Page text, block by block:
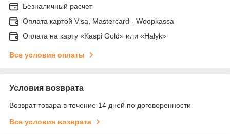
Безналичный расчет
Оплата картой Visa, Mastercard - Woopkassa
Оплата на карту «Kaspi Gold» или «Halyk»
Все условия оплаты
Условия возврата
Возврат товара в течение 14 дней по договоренности
Все условия возврата